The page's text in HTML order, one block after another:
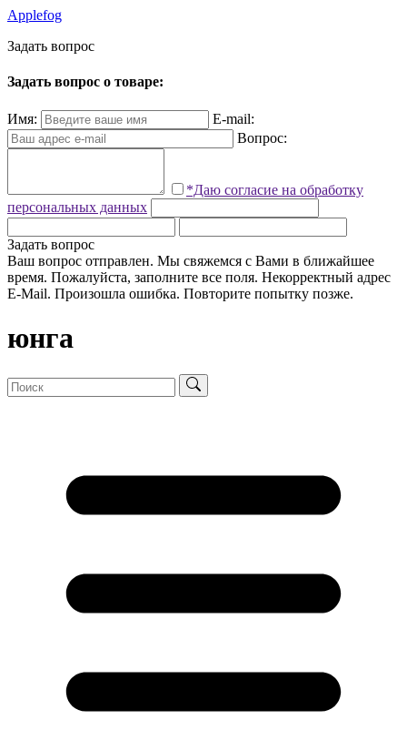
Applefog
Задать вопрос
Задать вопрос о товаре:
Имя:
E-mail:
Вопрос:
*Даю согласие на обработку
персональных данных
Задать вопрос
Ваш вопрос отправлен. Мы свяжемся с Вами в ближайшее
время. Пожалуйста, заполните все поля. Некорректный адрес
E-Mail. Произошла ошибка. Повторите попытку позже.
юнга